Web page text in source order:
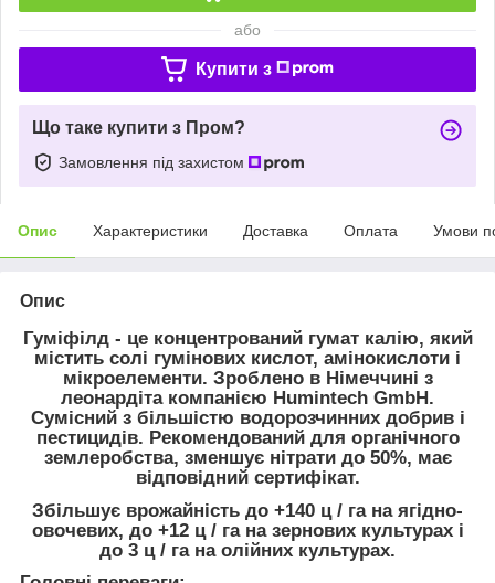
або
Купити з
Що таке купити з Пром?
Замовлення під захистом
Опис Характеристики Доставка Оплата Умови
Опис
Гуміфілд - це концентрований гумат калію, який
містить солі гумінових кислот, амінокислоти і
мікроелементи. Зроблено в Німеччині з
леонардіта компанією Humintech GmbH.
Сумісний з більшістю водорозчинних добрив і
пестицидів. Рекомендований для органічного
землеробства, зменшує нітрати до 50%, має
відповідний сертифікат.
Збільшує врожайність до +140 ц / га на ягідно-
овочевих, до +12 ц / га на зернових культурах і
до 3 ц / га на олійних культурах.